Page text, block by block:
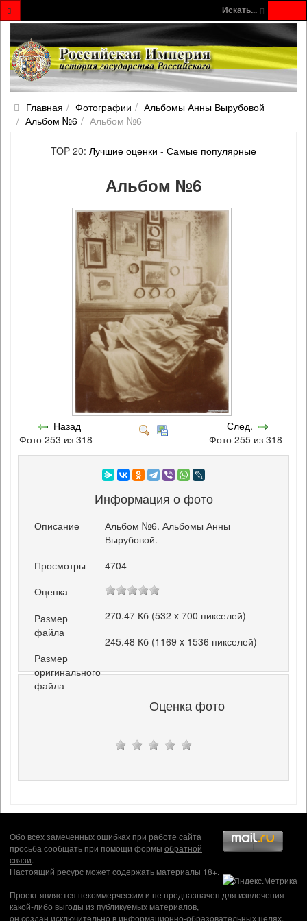
Искать...
Главная Фотографии
Альбомы Анны Вырубовой
Альбом №6
Альбом №6
TOP 20: Лучшие оценки - Самые популярные
Альбом №6
Назад
Фото 253 из 318
След.
Фото 255 из 318
Информация о фото
Описание
Альбом №6. Альбомы Анны
Вырубовой.
Просмотры
4704
Оценка
Размер
файла
270.47 Кб (532 x 700 пикселей)
Размер
оригинального
файла
245.48 Кб (1169 x 1536 пикселей)
Оценка фото
Обо всех замеченных ошибках при работе сайта
просьба сообщать при помощи формы обратной
связи.
Настоящий ресурс может содержать материалы 18+.
Проект является некоммерческим и не предназначен для извлечения
какой-либо выгоды из публикуемых материалов,
он создан исключительно в информационно-образовательных целях.